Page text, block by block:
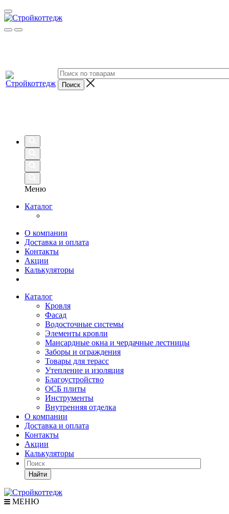
Меню
Каталог
О компании
Доставка и оплата
Контакты
Акции
Калькуляторы
Каталог
Кровля
Фасад
Водосточные системы
Элементы кровли
Мансардные окна и чердачные лестницы
Заборы и ограждения
Товары для терасс
Утепление и изоляция
Благоустройство
ОСБ плиты
Инструменты
Внутренняя отделка
О компании
Доставка и оплата
Контакты
Акции
Калькуляторы
Найти
МЕНЮ